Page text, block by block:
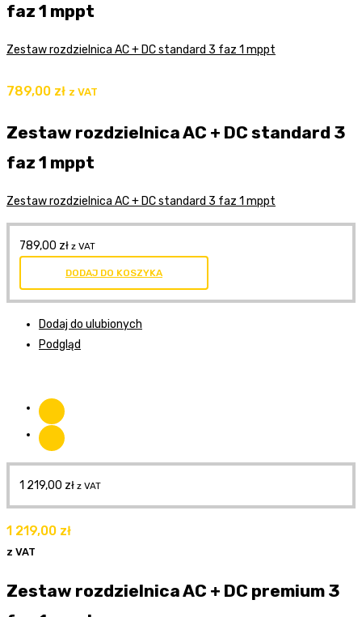
faz 1 mppt
Zestaw rozdzielnica AC + DC standard 3 faz 1 mppt
789,00 zł z VAT
Zestaw rozdzielnica AC + DC standard 3
faz 1 mppt
Zestaw rozdzielnica AC + DC standard 3 faz 1 mppt
789,00 zł z VAT
DODAJ DO KOSZYKA
Dodaj do ulubionych
Podgląd
1 219,00 zł z VAT
1 219,00 zł
z VAT
Zestaw rozdzielnica AC + DC premium 3